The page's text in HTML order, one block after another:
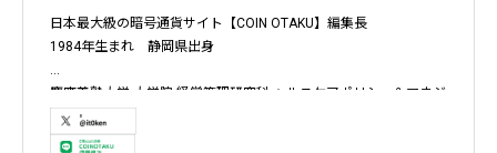
日本最大級の暗号通貨サイト【COIN OTAKU】編集長
1984年生まれ　静岡県出身
慶應義塾大学 大学院 経営管理研究科 ヘルスケアポリシー＆マネジ
メント集中コース終了
株式会社ソクラテス 代表取締役 / 国内企業暗号資産事業顧問 / 暗